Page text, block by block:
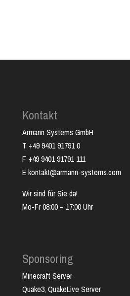
Kontakt
Armann Systems GmbH
T +49 9401 91791 0
F +49 9401 91791 111
E kontakt@armann-systems.com
Wir sind für Sie da!
Mo-Fr 08:00 – 17:00 Uhr
Sponsoring
Minecraft Server
Quake3, QuakeLive Server